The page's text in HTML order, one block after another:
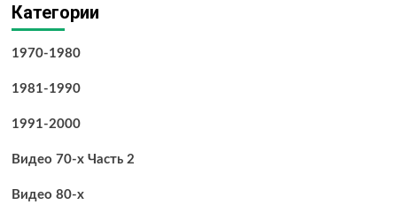
Категории
1970-1980
1981-1990
1991-2000
Видео 70-х Часть 2
Видео 80-х